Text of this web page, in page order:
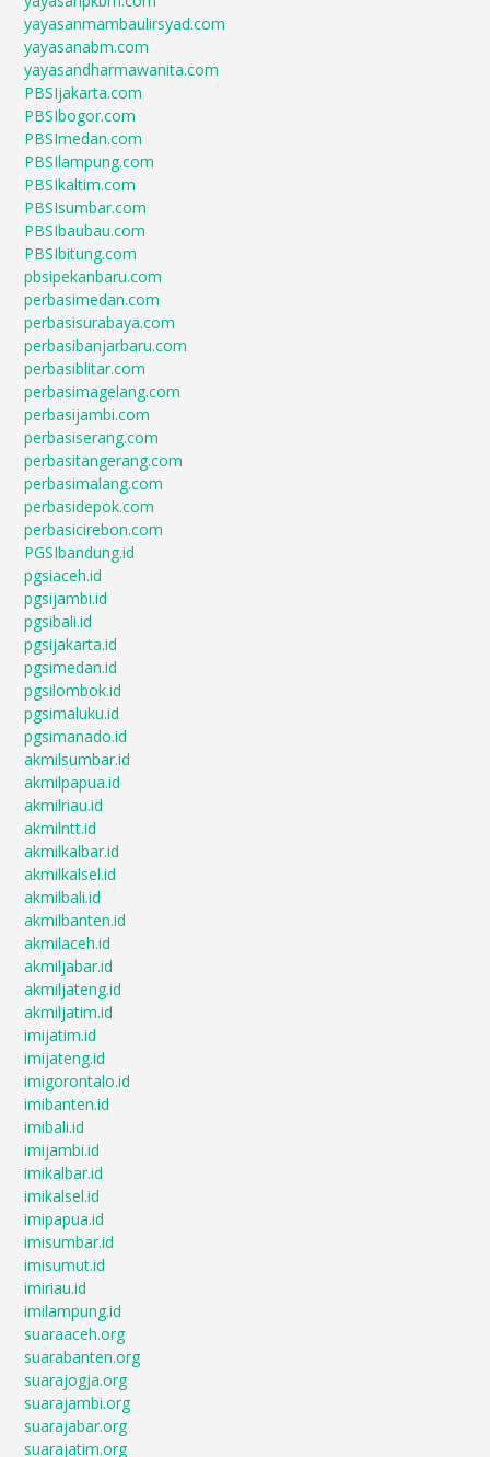
yayasanmambaulirsyad.com
yayasanabm.com
yayasandharmawanita.com
PBSIjakarta.com
PBSIbogor.com
PBSImedan.com
PBSIlampung.com
PBSIkaltim.com
PBSIsumbar.com
PBSIbaubau.com
PBSIbitung.com
pbsipekanbaru.com
perbasimedan.com
perbasisurabaya.com
perbasibanjarbaru.com
perbasiblitar.com
perbasimagelang.com
perbasijambi.com
perbasiserang.com
perbasitangerang.com
perbasimalang.com
perbasidepok.com
perbasicirebon.com
PGSIbandung.id
pgsiaceh.id
pgsijambi.id
pgsibali.id
pgsijakarta.id
pgsimedan.id
pgsilombok.id
pgsimaluku.id
pgsimanado.id
akmilsumbar.id
akmilpapua.id
akmilriau.id
akmilntt.id
akmilkalbar.id
akmilkalsel.id
akmilbali.id
akmilbanten.id
akmilaceh.id
akmiljabar.id
akmiljateng.id
akmiljatim.id
imijatim.id
imijateng.id
imigorontalo.id
imibanten.id
imibali.id
imijambi.id
imikalbar.id
imikalsel.id
imipapua.id
imisumbar.id
imisumut.id
imiriau.id
imilampung.id
suaraaceh.org
suarabanten.org
suarajogja.org
suarajambi.org
suarajabar.org
suarajatim.org